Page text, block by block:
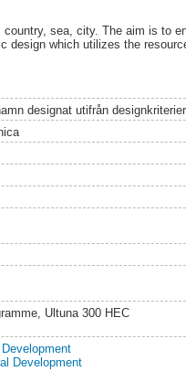
sea, city. The aim is to
design which utilizes the
designat utifrån
Ultuna 300 HEC
Development